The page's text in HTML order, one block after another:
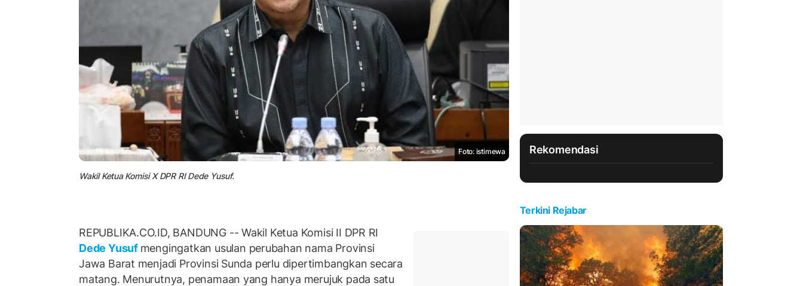
Foto: istimewa
Wakil Ketua Komisi X DPR RI Dede Yusuf.
REPUBLIKA.CO.ID, BANDUNG -- Wakil Ketua Komisi II DPR RI
Dede Yusuf mengingatkan usulan perubahan nama Provinsi
Jawa Barat menjadi Provinsi Sunda perlu dipertimbangkan secara
matang. Menurutnya, penamaan yang hanya merujuk pada satu
Rekomendasi
Terkini Rejabar